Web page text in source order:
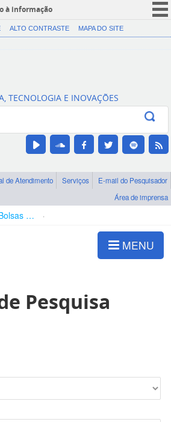
à informação
CORONAVÍRUS (COVID-19)
Canais
ALTO CONTRASTE MAPA DO SITE
TECNOLOGIA E INOVAÇÕES
de Atendimento Serviços
E-mail do Pesquisador
Área de imprensa
Bolsas e Auxílios Vigentes
MENU
Pesquisa